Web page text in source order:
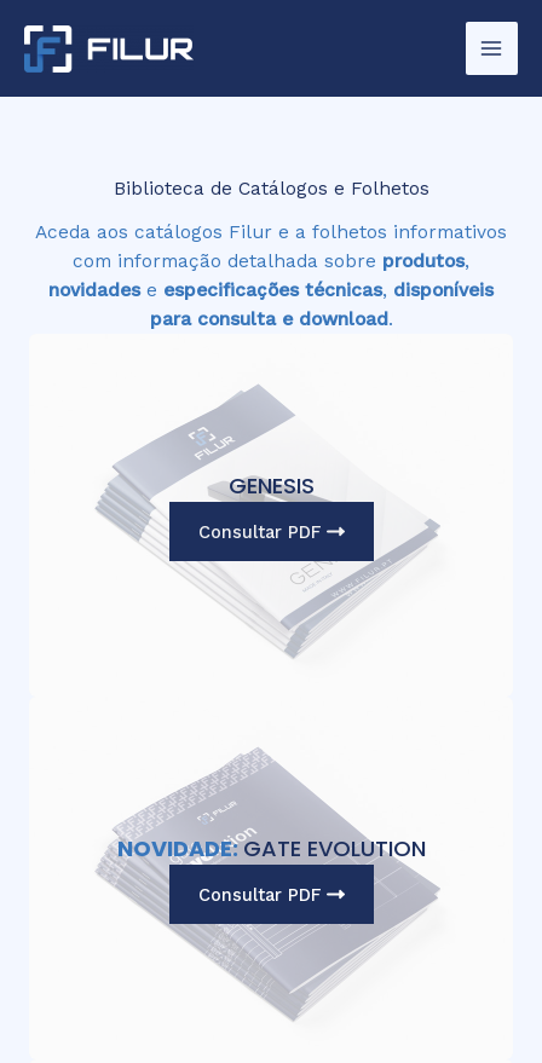
content
Biblioteca de Catálogos e Folhetos
Aceda aos catálogos Filur e a folhetos informativos
com informação detalhada sobre produtos,
novidadese especificações técnicas, disponíveis
para consulta e download.
GENESIS
Consultar PDF
NOVIDADE:GATE EVOLUTION
Consultar PDF